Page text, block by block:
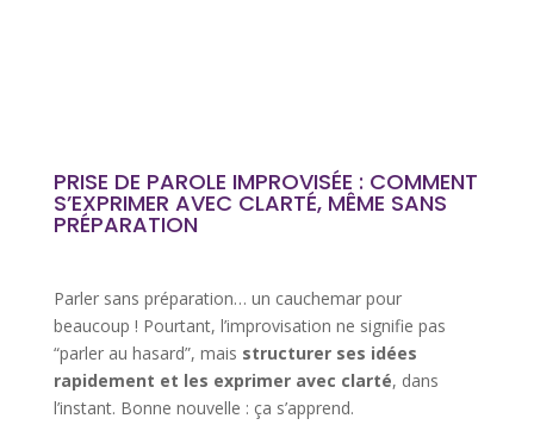
️PRISE DE PAROLE IMPROVISÉE : COMMENT
S’EXPRIMER AVEC CLARTÉ, MÊME SANS
PRÉPARATION
Parler sans préparation… un cauchemar pour
beaucoup ! Pourtant, l’improvisation ne signifie pas
“parler au hasard”, mais structurer ses idées
rapidement et les exprimer avec clarté, dans
l’instant. Bonne nouvelle : ça s’apprend.